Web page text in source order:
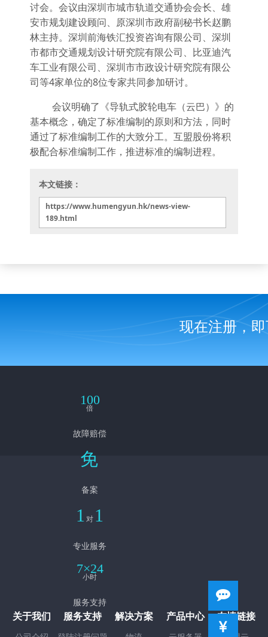
讨会。会议由深圳市城市轨道交通协会会长、雄
安市规划建设顾问、原深圳市政府副秘书长赵鹏
林主持。深圳前海铁汇投资咨询有限公司、深圳
市都市交通规划设计研究院有限公司、比亚迪汽
车工业有限公司、深圳市市政设计研究院有限公
司等4家单位的8位专家共同参加研讨。
会议明确了《导轨式胶轮电车（云巴）》的
基本概念，确定了标准编制的原则和方法，同时
通过了标准编制工作的大致分工。互盟股份将积
极配合标准编制工作，推进标准的编制进程。
本文链接：
https://www.humengyun.hk/news-view-
189.html
现在注册，
100
倍
故障赔偿
免
备案
1 对 1
专业服务
7×24
小时
服务支持
关于我们 服务支持 解决方案 产品中心 友情链接